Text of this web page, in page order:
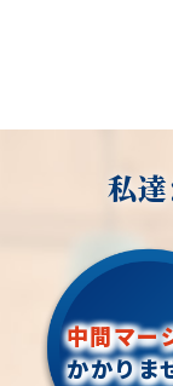
私
中間マー
かかりま